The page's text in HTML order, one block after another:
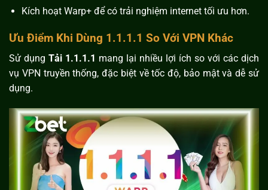
Kích hoạt Warp+ để có trải nghiệm internet tối ưu hơn.
Ưu Điểm Khi Dùng 1.1.1.1 So Với VPN Khác
Sử dụng Tải 1.1.1.1 mang lại nhiều lợi ích so với các dịch
vụ VPN truyền thống, đặc biệt về tốc độ, bảo mật và dễ sử
dụng.